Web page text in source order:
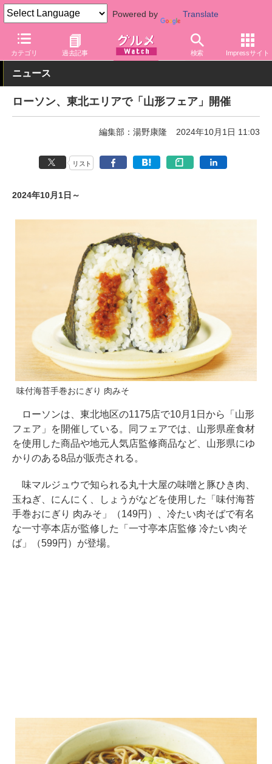
Powered by Translate
カテゴリ 過去記事 検索 Impressサイト
グルメ Watch 店舗 コンビニ ローソン
ニュース
ローソン、東北エリアで「山形フェア」開催
編集部：湯野康隆 2024年10月1日 11:03
リスト
2024年10月1日～
味付海苔手巻おにぎり 肉みそ
ローソンは、東北地区の1175店で10月1日から「山形
フェア」を開催している。同フェアでは、山形県産食材
を使用した商品や地元人気店監修商品など、山形県にゆ
かりのある8品が販売される。
味マルジュウで知られる丸十大屋の味噌と豚ひき肉、
玉ねぎ、にんにく、しょうがなどを使用した「味付海苔
手巻おにぎり 肉みそ」（149円）、冷たい肉そばで有名
な一寸亭本店が監修した「一寸亭本店監修 冷たい肉そ
ば」（599円）が登場。